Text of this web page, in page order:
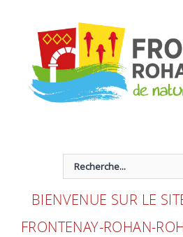
BIENVENUE SUR LE
FRONTENAY-ROHAN-